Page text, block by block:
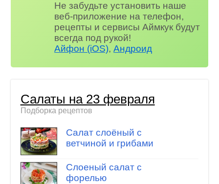
Не забудьте установить наше
веб-приложение на телефон,
рецепты и сервисы Аймкук будут
всегда под рукой!
Айфон (iOS),Андроид
Салаты на 23 февраля
Подборка рецептов
Салат слоёный с
ветчиной и грибами
Слоеный салат с
форелью